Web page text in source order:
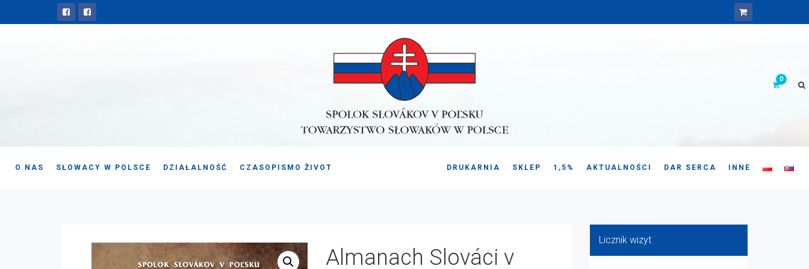
O NAS SŁOWACY W POLSCE DZIAŁALNOŚĆ CZASOPISMO ŽIVOT DRUKARNIA SKLEP 1,5% AKTUALNOŚCI DAR SERCA INNE
Almanach Slováci v
Licznik wizyt